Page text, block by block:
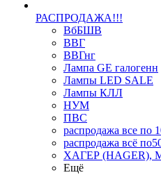
РАСПРОДАЖА!!!
ВбБШВ
ВВГ
ВВГнг
Лампа GE галогенн
Лампы LED SALE
Лампы КЛЛ
НУМ
ПВС
распродажа все по
распродажа всё
ХАГЕР (HAGER),
Ещё